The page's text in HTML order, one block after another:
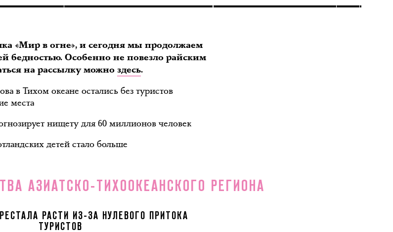
«Мир в огне», и сегодня мы продолжаем
бедностью. Особенно не повезло райским
на рассылку можноздесь.
в Тихом океане остались без туристов
места
нищету для 60 миллионов человек
детей стало больше
АЗИАТСКО-ТИХООКЕАНСКОГО РЕГИОНА
РАСТИ ИЗ-ЗА НУЛЕВОГО ПРИТОКА
ТУРИСТОВ